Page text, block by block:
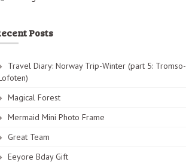
Posts
Travel Diary: Norway Trip-Winter (part 5: Tromso-
Magical Forest
Mermaid Mini Photo Frame
Great Team
Eeyore Bday Gift